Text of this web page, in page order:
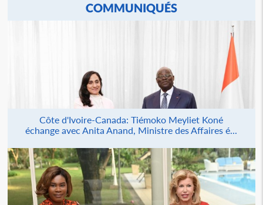
COMMUNIQUÉS
Côte d'Ivoire-Canada: Tiémoko Meyliet Koné
échange avec Anita Anand, Ministre des Affaires é...